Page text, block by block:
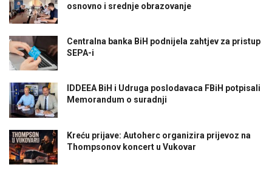
osnovno i srednje obrazovanje
Centralna banka BiH podnijela zahtjev za pristup
SEPA-i
IDDEEA BiH i Udruga poslodavaca FBiH potpisali
Memorandum o suradnji
Kreću prijave: Autoherc organizira prijevoz na
Thompsonov koncert u Vukovar